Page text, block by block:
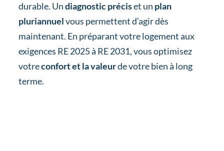
durable. Undiagnostic préciset un plan
pluriannuelvous permettent d’agir dès
maintenant. En préparant votre logement aux
exigences RE 2025 à RE 2031, vous optimisez
votreconfort et la valeurde votre bien à long
terme.